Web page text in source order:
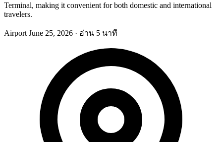
Terminal, making it convenient for both domestic and international
travelers.
Airport June 25, 2026 · อ่าน 5 นาที